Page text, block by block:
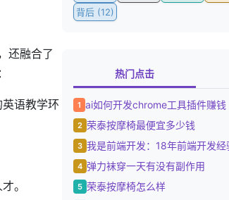
还融合了
语教学环
。
背后 (12)
热门点击
1 ai如何开发chrome工具插件赚钱
2 荣泰按摩椅最便宜多少钱
3
4 弹力袜穿一天有没有副作用
5 荣泰按摩椅怎么样